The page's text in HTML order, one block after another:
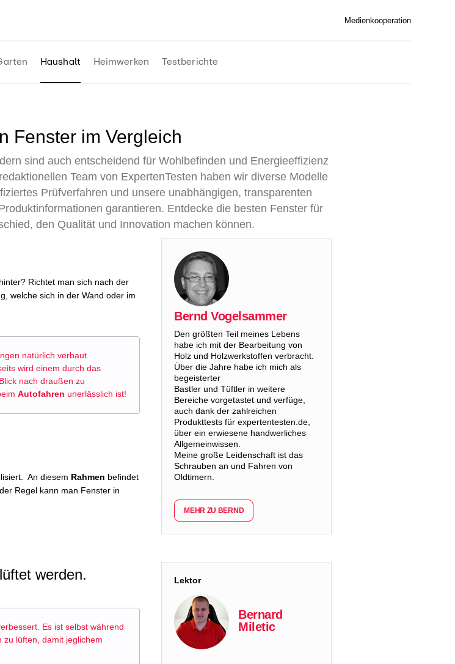
Medienkooperation
Haushalt Heimwerken Testberichte
Fenster im Vergleich
sind auch entscheidend für Wohlbefinden und Energieeffizienz
Team von ExpertenTesten haben wir diverse Modelle
Prüfverfahren und unsere unabhängigen, transparenten
garantieren. Entdecke die besten Fenster für
den Qualität und Innovation machen können.
Richtet man sich nach der
welche sich in der Wand oder im
natürlich verbaut.
wird einem durch das
nach draußen zu
Autofahren unerlässlich ist!
An diesem Rahmen befindet
Regel kann man Fenster in
werden.
Es ist selbst während
zu lüften, damit jeglichem
Bernd Vogelsammer
Den größten Teil meines Lebens
habe ich mit der Bearbeitung von
Holz und Holzwerkstoffen verbracht.
Über die Jahre habe ich mich als
begeisterter
Bastler und Tüftler in weitere
Bereiche vorgetastet und verfüge,
auch dank der zahlreichen
Produkttests für expertentesten.de,
über ein erwiesene handwerliches
Allgemeinwissen.
Meine große Leidenschaft ist das
Schrauben an und Fahren von
Oldtimern.
MEHR ZU BERND
Lektor
Bernard
Miletic